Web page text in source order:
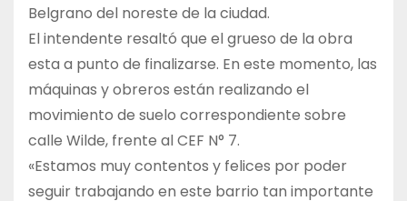
Belgrano del noreste de la ciudad.
El intendente resaltó que el grueso de la obra
esta a punto de finalizarse. En este momento, las
máquinas y obreros están realizando el
movimiento de suelo correspondiente sobre
calle Wilde, frente al CEF N° 7.
«Estamos muy contentos y felices por poder
seguir trabajando en este barrio tan importante